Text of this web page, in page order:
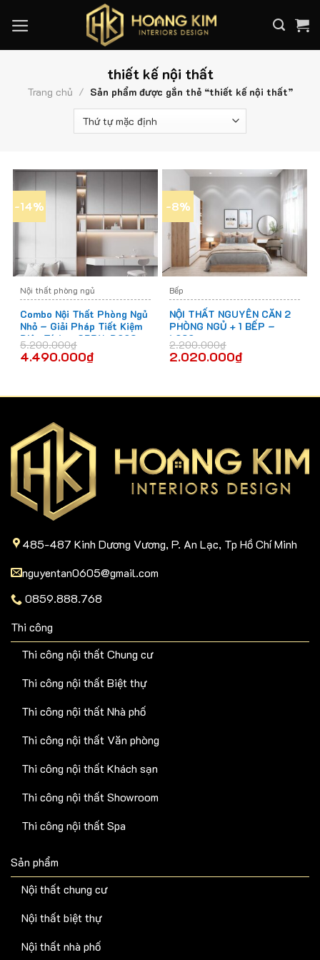
thiết kế nội thất
Trang chủ / Sản phẩm được gắn thẻ “thiết kế nội thất”
-14%
Nội thất phòng ngủ
Combo Nội Thất Phòng Ngủ
Nhỏ – Giải Pháp Tiết Kiệm
Diện Tích – CBPN-D002
5.200.000₫
4.490.000₫
-8%
Bếp
NỘI THẤT NGUYÊN CĂN 2
PHÒNG NGỦ + 1 BẾP –
L020
2.200.000₫
2.020.000₫
485-487 Kinh Dương Vương, P. An Lạc, Tp Hồ Chí Minh
nguyentan0605@gmail.com
0859.888.768
Thi công
Thi công nội thất Chung cư
Thi công nội thất Biệt thự
Thi công nội thất Nhà phố
Thi công nội thất Văn phòng
Thi công nội thất Khách sạn
Thi công nội thất Showroom
Thi công nội thất Spa
Sản phẩm
Nội thất chung cư
Nội thất biệt thự
Nội thất nhà phố